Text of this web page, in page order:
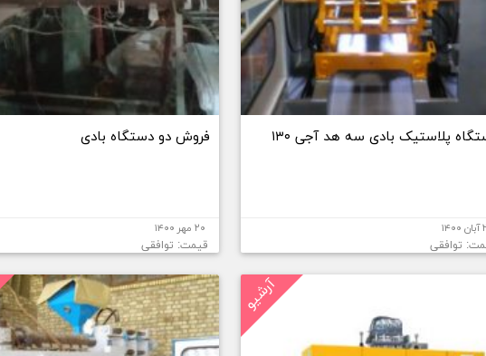
پلاستیک بادی سه هد آجی ۱۳۰
توافقی
فروش دو دستگاه بادی
۲۰ مهر ۱۴۰۰
قیمت: توافقی
آرشیو